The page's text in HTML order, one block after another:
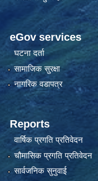
eGov services
घटना दर्ता
सामाजिक सुरक्षा
नागरिक वडापत्र
Reports
वार्षिक प्रगति प्रतिवेदन
चौमासिक प्रगति प्रतिवेदन
सार्वजनिक सुनुवाई